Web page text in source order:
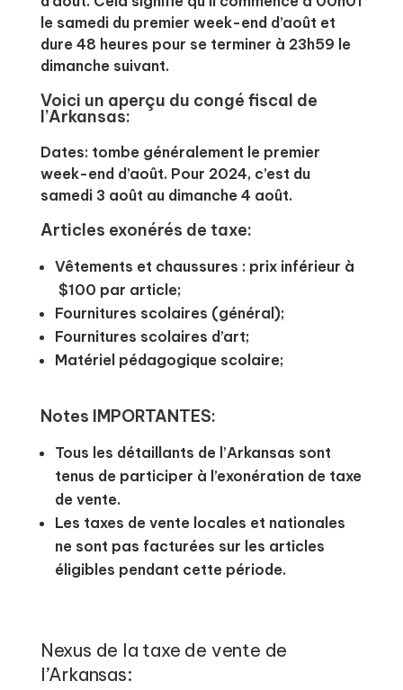
le samedi du premier week-end d’août et
dure 48 heures pour se terminer à 23h59 le
dimanche suivant.
Voici un aperçu du congé fiscal de
l’Arkansas:
Dates: tombe généralement le premier
week-end d’août. Pour 2024, c’est du
samedi 3 août au dimanche 4 août.
Articles exonérés de taxe:
Vêtements et chaussures : prix inférieur à
$100 par article;
Fournitures scolaires (général);
Fournitures scolaires d’art;
Matériel pédagogique scolaire;
Notes IMPORTANTES:
Tous les détaillants de l’Arkansas sont
tenus de participer à l’exonération de taxe
de vente.
Les taxes de vente locales et nationales
ne sont pas facturées sur les articles
éligibles pendant cette période.
Nexus de la taxe de vente de
l’Arkansas: